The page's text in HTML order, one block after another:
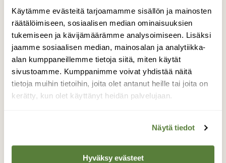
Käytämme evästeitä tarjoamamme sisällön ja mainosten
räätälöimiseen, sosiaalisen median ominaisuuksien
tukemiseen ja kävijämäärämme analysoimiseen. Lisäksi
jaamme sosiaalisen median, mainosalan ja analytiikka-
alan kumppaneillemme tietoja siitä, miten käytät
sivustoamme. Kumppanimme voivat yhdistää näitä
tietoja muihin tietoihin, joita olet antanut heille tai joita on
kerätty, kun olet käyttänyt heidän palvelujaan.
Näytä tiedot
Hyväksy evästeet
Hopeatäplä suolla
Suopursujen yllä lenteli runsaasti
oranssinhohtoisia perhosia. Ovat ilmeisesti
suohopeatäpliä?
Valokuvaaja: Risto Kangassalo, Kurjenrahkan
kansallispuisto, Pöytyä 11.6.2019 keskipäivällä